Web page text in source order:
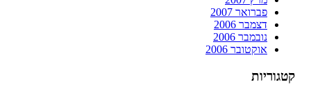
פברואר 2007
דצמבר 2006
נובמבר 2006
אוקטובר 2006
קטגוריות